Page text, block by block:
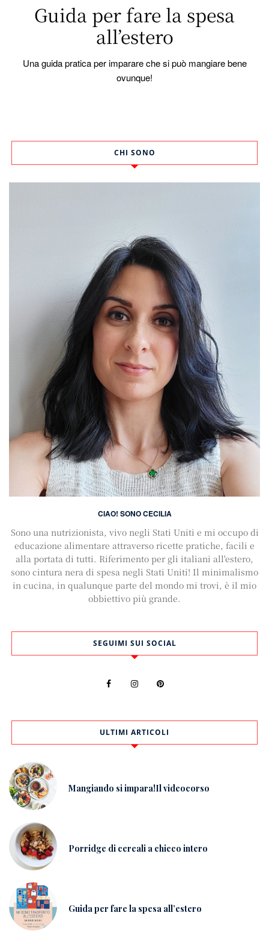
Guida per fare la spesa
all’estero
Una guida pratica per imparare che si può mangiare bene
ovunque!
CHI SONO
CIAO! SONO CECILIA
Sono una nutrizionista, vivo negli Stati Uniti e mi occupo di
educazione alimentare attraverso ricette pratiche, facili e
alla portata di tutti. Riferimento per gli italiani all'estero,
sono cintura nera di spesa negli Stati Uniti! Il minimalismo
in cucina, in qualunque parte del mondo mi trovi, è il mio
obbiettivo più grande.
SEGUIMI SUI SOCIAL
ULTIMI ARTICOLI
Mangiando si impara!Il videocorso
Porridge di cereali a chicco intero
Guida per fare la spesa all’estero